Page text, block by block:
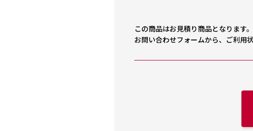
この商品はお見積り商品となります。
お問い合わせフォームから、ご利用